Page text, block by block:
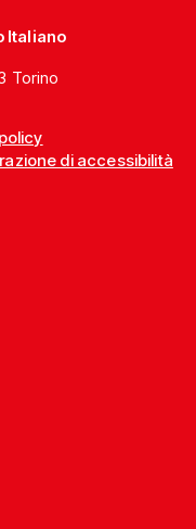
Italiano
Torino
di accessibilità